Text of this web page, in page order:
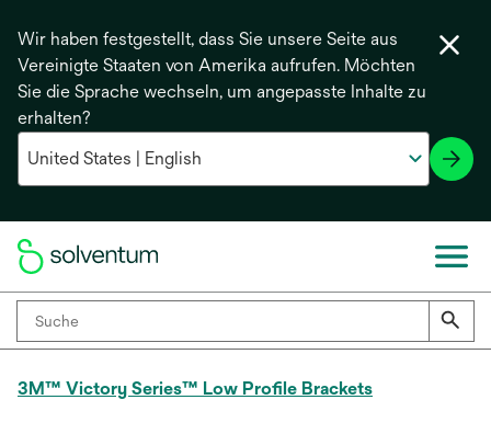
Wir haben festgestellt, dass Sie unsere Seite aus
Vereinigte Staaten von Amerika aufrufen. Möchten
Sie die Sprache wechseln, um angepasste Inhalte zu
erhalten?
3M™ Victory Series™ Low Profile Brackets